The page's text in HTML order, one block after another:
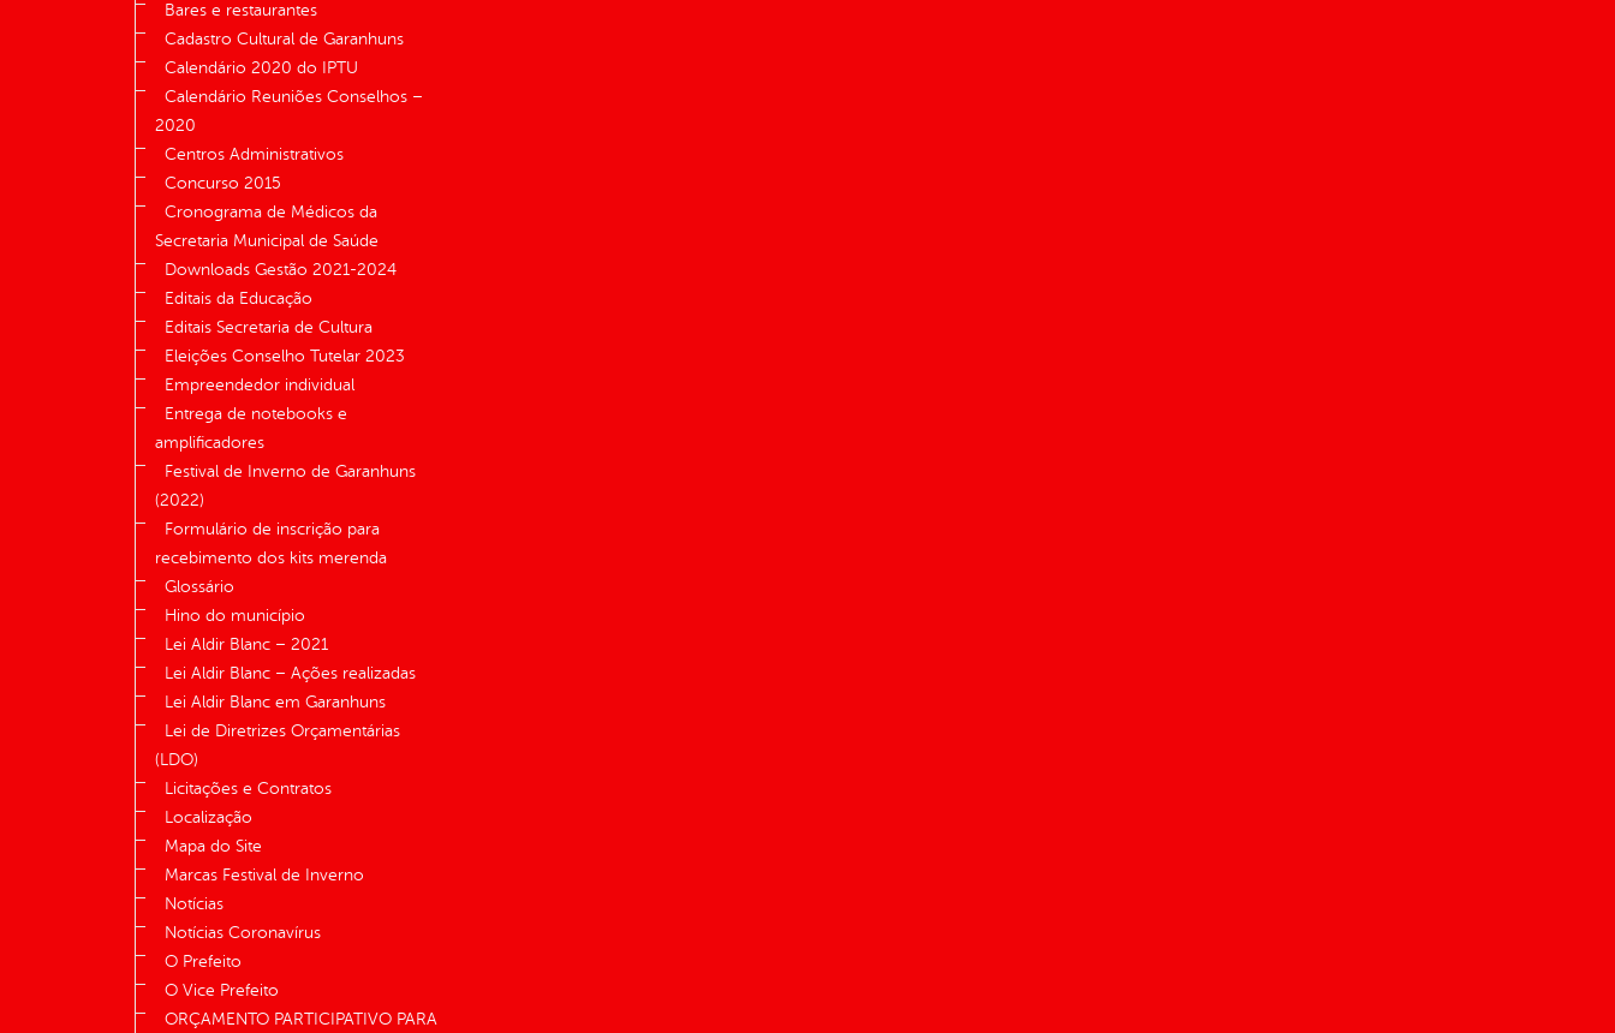
Bares e restaurantes
Cadastro Cultural de Garanhuns
Calendário 2020 do IPTU
Calendário Reuniões Conselhos –
2020
Centros Administrativos
Concurso 2015
Cronograma de Médicos da
Secretaria Municipal de Saúde
Downloads Gestão 2021-2024
Editais da Educação
Editais Secretaria de Cultura
Eleições Conselho Tutelar 2023
Empreendedor individual
Entrega de notebooks e
amplificadores
Festival de Inverno de Garanhuns
(2022)
Formulário de inscrição para
recebimento dos kits merenda
Glossário
Hino do município
Lei Aldir Blanc – 2021
Lei Aldir Blanc – Ações realizadas
Lei Aldir Blanc em Garanhuns
Lei de Diretrizes Orçamentárias
(LDO)
Licitações e Contratos
Localização
Mapa do Site
Marcas Festival de Inverno
Notícias
Notícias Coronavírus
O Prefeito
O Vice Prefeito
ORÇAMENTO PARTICIPATIVO PARA